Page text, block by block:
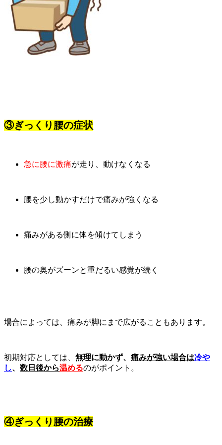
③ぎっくり腰の症状
急に腰に激痛が走り、動けなくなる
腰を少し動かすだけで痛みが強くなる
痛みがある側に体を傾けてしまう
腰の奥がズーンと重だるい感覚が続く
場合によっては、痛みが脚にまで広がることもあります。
初期対応としては、 無理に動かず、 痛みが強い場合は冷や
し、 数日後から温めるのがポイント。
④ぎっくり腰の治療